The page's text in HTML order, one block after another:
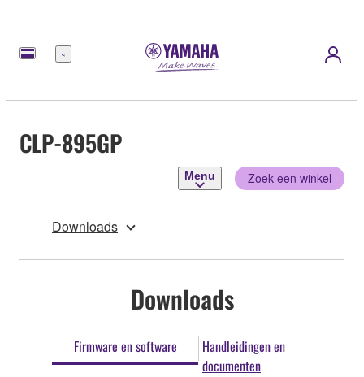
Menu
CLP-895GP
Menu Zoek een winkel
Downloads
Downloads
Firmware en software
Handleidingen en
documenten